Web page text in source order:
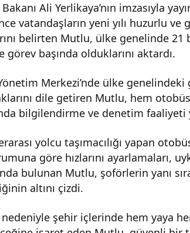
Ali Yerlikaya’nın imzasıyla
vatandaşların yeni yılı huzurlu ve
belirten Mutlu, ülke genelinde
görev başında olduklarını aktardı.
Merkezi’nde ülke
dile getiren Mutlu, hem
bilgilendirme ve denetim
yolcu taşımacılığı yapan
göre hızlarını ayarlamaları,
bulunan Mutlu, şoförlerin yanı
altını çizdi.
nedeniyle şehir içlerinde hem yaya